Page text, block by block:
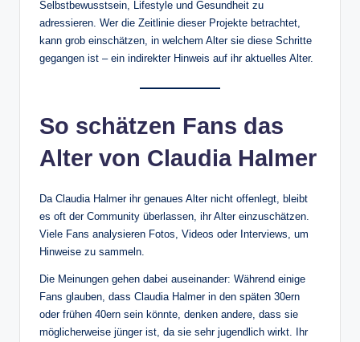
Selbstbewusstsein, Lifestyle und Gesundheit zu
adressieren. Wer die Zeitlinie dieser Projekte betrachtet,
kann grob einschätzen, in welchem Alter sie diese Schritte
gegangen ist – ein indirekter Hinweis auf ihr aktuelles Alter.
So schätzen Fans das
Alter von Claudia Halmer
Da Claudia Halmer ihr genaues Alter nicht offenlegt, bleibt
es oft der Community überlassen, ihr Alter einzuschätzen.
Viele Fans analysieren Fotos, Videos oder Interviews, um
Hinweise zu sammeln.
Die Meinungen gehen dabei auseinander: Während einige
Fans glauben, dass Claudia Halmer in den späten 30ern
oder frühen 40ern sein könnte, denken andere, dass sie
möglicherweise jünger ist, da sie sehr jugendlich wirkt. Ihr